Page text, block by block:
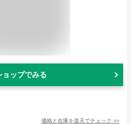
ョップでみる
価格と在庫を楽天でチェック >>